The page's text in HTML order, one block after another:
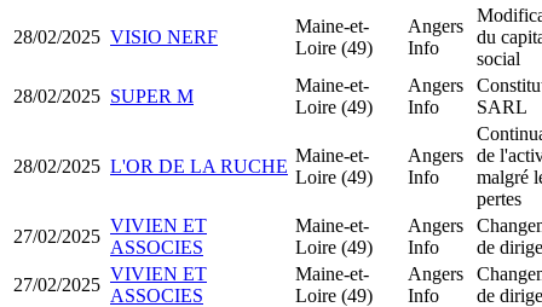
28/02/2025 VISIO NERF
Maine-et-
Loire (49)
Angers
Info
du
social
28/02/2025 SUPER M
Maine-et-
Loire (49)
Angers
Info
SARL
28/02/2025 L'OR DE LA RUCHE
Maine-et-
Loire (49)
Angers
Info
de
malgré
pertes
27/02/2025
VIVIEN ET
ASSOCIES
Maine-et-
Loire (49)
Angers
Info
de
27/02/2025
VIVIEN ET
ASSOCIES
Maine-et-
Loire (49)
Angers
Info
de